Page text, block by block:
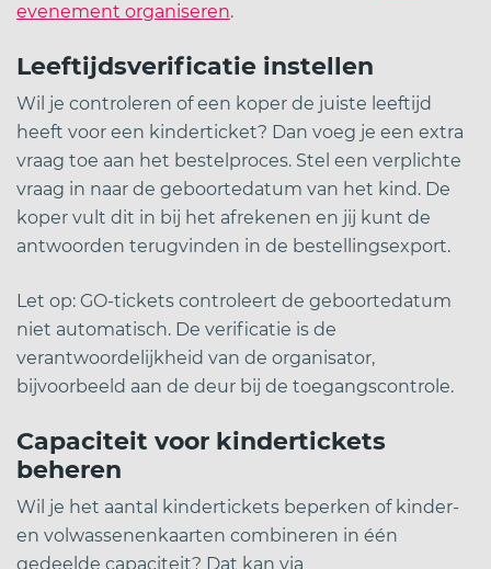
evenement organiseren.
Leeftijdsverificatie instellen
Wil je controleren of een koper de juiste leeftijd
heeft voor een kinderticket? Dan voeg je een extra
vraag toe aan het bestelproces. Stel een verplichte
vraag in naar de geboortedatum van het kind. De
koper vult dit in bij het afrekenen en jij kunt de
antwoorden terugvinden in de bestellingsexport.
Let op: GO-tickets controleert de geboortedatum
niet automatisch. De verificatie is de
verantwoordelijkheid van de organisator,
bijvoorbeeld aan de deur bij de toegangscontrole.
Capaciteit voor kindertickets
beheren
Wil je het aantal kindertickets beperken of kinder-
en volwassenenkaarten combineren in één
gedeelde capaciteit? Dat kan via